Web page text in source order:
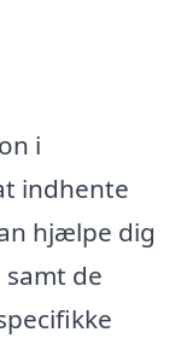
i
indhente
hjælpe dig
de